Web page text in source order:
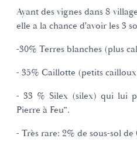
Ayant des vignes dans 8
elle a la chance d'avoir les 3
-30% Terres blanches (plus
- 35% Caillotte (petits
- 33 % Silex (silex) qui lui
Pierre à Feu”.
- Très rare: 2% de sous-sol